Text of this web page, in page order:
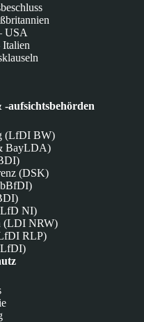
USA
Italien
aufsichtsbehörden
(LfDI BW)
BayLDA)
(DSK)
NI)
(LDI NRW)
RLP)